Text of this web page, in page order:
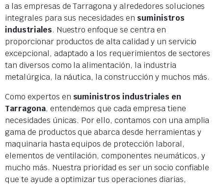
a las empresas de Tarragona y alrededores soluciones
integrales para sus necesidades en suministros
industriales. Nuestro enfoque se centra en
proporcionar productos de alta calidad y un servicio
excepcional, adaptado a los requerimientos de sectores
tan diversos como la alimentación, la industria
metalúrgica, la náutica, la construcción y muchos más.
Como expertos en suministros industriales en
Tarragona, entendemos que cada empresa tiene
necesidades únicas. Por ello, contamos con una amplia
gama de productos que abarca desde herramientas y
maquinaria hasta equipos de protección laboral,
elementos de ventilación, componentes neumáticos, y
mucho más. Nuestra prioridad es ser un socio confiable
que te ayude a optimizar tus operaciones diarias,